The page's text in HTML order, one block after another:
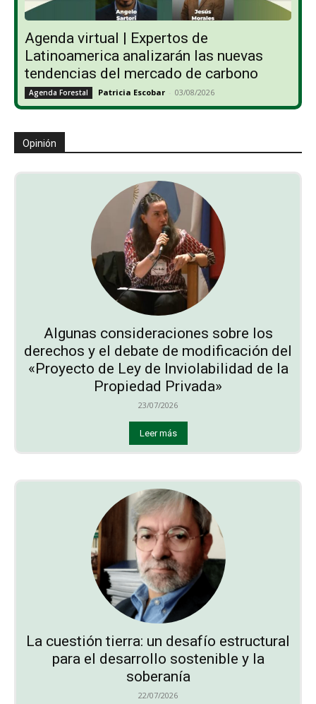
Agenda virtual | Expertos de
Latinoamerica analizarán las nuevas
tendencias del mercado de carbono
Agenda Forestal Patricia Escobar - 03/08/2026
Opinión
Algunas consideraciones sobre los
derechos y el debate de modificación del
«Proyecto de Ley de Inviolabilidad de la
Propiedad Privada»
23/07/2026
Leer más
La cuestión tierra: un desafío estructural
para el desarrollo sostenible y la
soberanía
22/07/2026